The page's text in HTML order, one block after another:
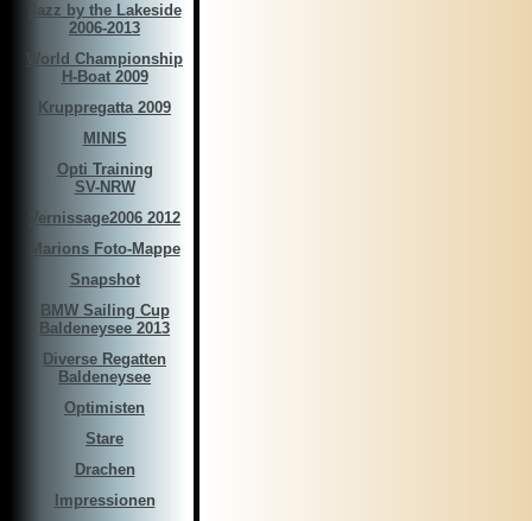
Jazz by the Lakeside
2006-2013
World Championship
H-Boat 2009
Kruppregatta 2009
MINIS
Opti Training
SV-NRW
Vernissage2006 2012
Marions Foto-Mappe
Snapshot
BMW Sailing Cup
Baldeneysee 2013
Diverse Regatten
Baldeneysee
Optimisten
Stare
Drachen
Impressionen